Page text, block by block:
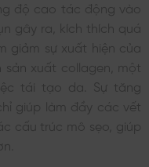
độ cao tác động vào
gây ra, kích thích quá
giảm sự xuất hiện của
sản xuất collagen, một
tái tạo da. Sự tăng
giúp làm đầy các vết
cấu trúc mô sẹo, giúp